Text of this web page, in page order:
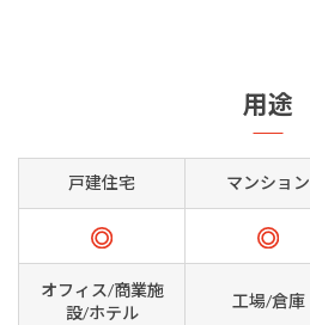
用途
戸建住宅 マンション
オフィス/商業施
設/ホテル
工場/倉庫